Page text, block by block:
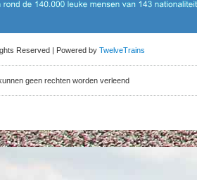
Reserved | Powered by TwelveTrains
geen rechten worden verleend